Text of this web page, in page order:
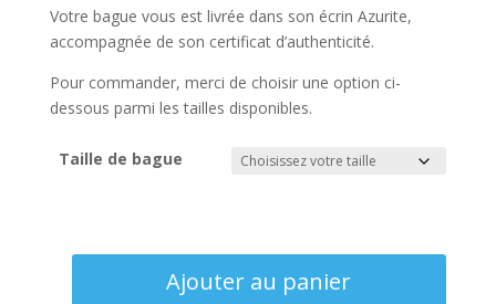
Votre bague vous est livrée dans son écrin Azurite,
accompagnée de son certificat d’authenticité.
Pour commander, merci de choisir une option ci-
dessous parmi les tailles disponibles.
Taille de bague
Ajouter au panier